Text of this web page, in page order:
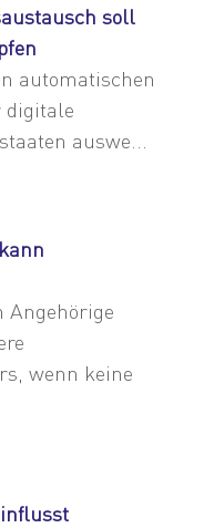
soll
automatischen
digitale
auswe...
Angehörige
wenn keine